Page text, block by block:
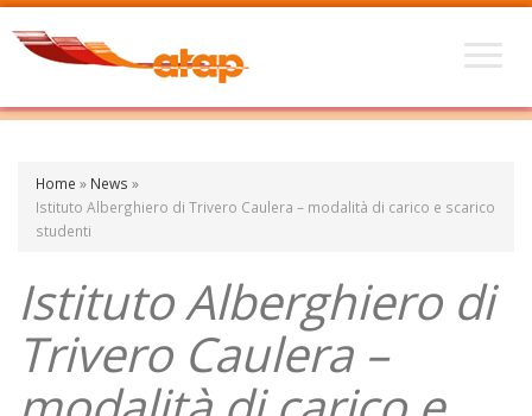
Home » News »
Istituto Alberghiero di Trivero Caulera – modalità di carico e scarico
studenti
Istituto Alberghiero di
Trivero Caulera –